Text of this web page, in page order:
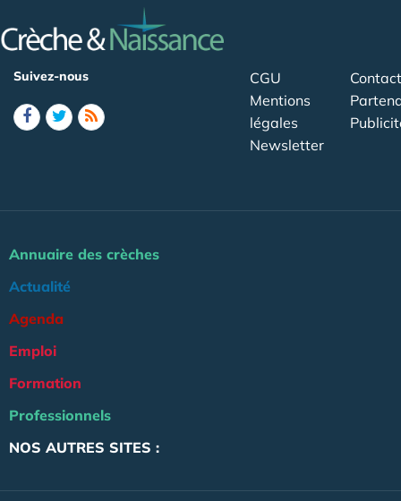
Suivez-nous
CGU
Mentions
légales
Newsletter
Contact
Annuaire des crèches
Actualité
Agenda
Emploi
Formation
Professionnels
NOS AUTRES SITES :